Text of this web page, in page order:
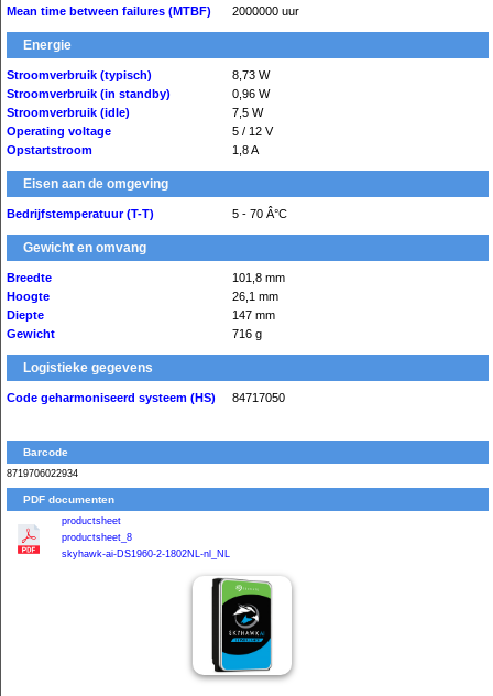
Mean time between failures (MTBF) 2000000 uur
Energie
Stroomverbruik (typisch)
8,73 W
Stroomverbruik (in standby)
0,96 W
Stroomverbruik (idle)
7,5 W
Operating voltage
5 / 12 V
Opstartstroom
1,8 A
Eisen aan de omgeving
Bedrijfstemperatuur (T-T) 5 - 70 Â°C
Gewicht en omvang
Breedte
101,8 mm
Hoogte
26,1 mm
Diepte
147 mm
Gewicht
716 g
Logistieke gegevens
Code geharmoniseerd systeem (HS) 84717050
Barcode
8719706022934
PDF documenten
productsheet
productsheet_8
skyhawk-ai-DS1960-2-1802NL-nl_NL